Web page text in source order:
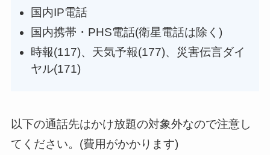
国内IP電話
国内携帯・PHS電話(衛星電話は除く)
時報(117)、天気予報(177)、災害伝言ダイ
ヤル(171)
以下の通話先はかけ放題の対象外なので注意し
てください。(費用がかかります)